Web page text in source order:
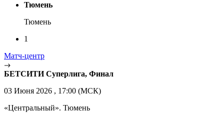
Тюмень
Тюмень
1
Матч-центр
БЕТСИТИ Суперлига, Финал
03 Июня 2026 , 17:00 (МСК)
«Центральный». Тюмень